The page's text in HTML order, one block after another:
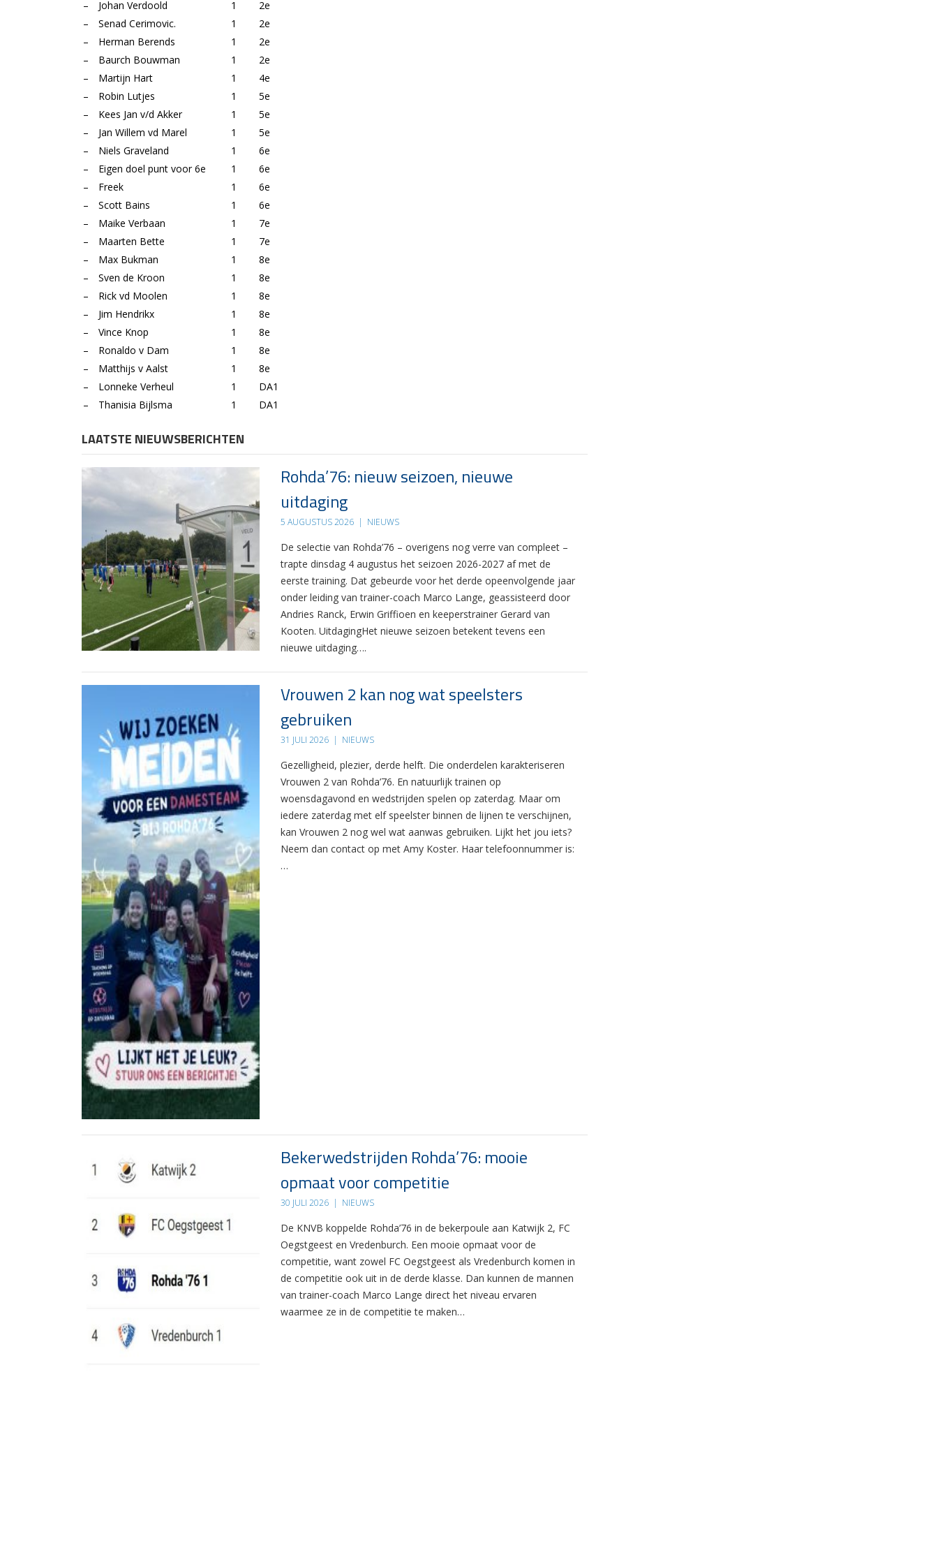
–
Johan Verdoold 1
2e
–
Senad Cerimovic. 1
2e
–
Herman Berends 1
2e
–
Baurch Bouwman 1
2e
–
Martijn Hart 1
4e
–
Robin Lutjes 1
5e
–
Kees Jan v/d Akker 1
5e
–
Jan Willem vd Marel 1
5e
–
Niels Graveland 1
6e
–
Eigen doel punt voor 6e 1
6e
–
Freek 1
6e
–
Scott Bains 1
6e
–
Maike Verbaan 1
7e
–
Maarten Bette 1
7e
–
Max Bukman 1
8e
–
Sven de Kroon 1
8e
–
Rick vd Moolen 1
8e
–
Jim Hendrikx 1
8e
–
Vince Knop 1
8e
–
Ronaldo v Dam 1
8e
–
Matthijs v Aalst 1
8e
–
Lonneke Verheul 1
DA1
–
Thanisia Bijlsma 1 DA1
LAATSTE NIEUWSBERICHTEN
Rohda’76: nieuw seizoen, nieuwe
uitdaging
5 AUGUSTUS 2026 | NIEUWS
De selectie van Rohda’76 – overigens nog verre van compleet –
trapte dinsdag 4 augustus het seizoen 2026-2027 af met de
eerste training. Dat gebeurde voor het derde opeenvolgende jaar
onder leiding van trainer-coach Marco Lange, geassisteerd door
Andries Ranck, Erwin Griffioen en keeperstrainer Gerard van
Kooten. UitdagingHet nieuwe seizoen betekent tevens een
nieuwe uitdaging….
Vrouwen 2 kan nog wat speelsters
gebruiken
31 JULI 2026 | NIEUWS
Gezelligheid, plezier, derde helft. Die onderdelen karakteriseren
Vrouwen 2 van Rohda’76. En natuurlijk trainen op
woensdagavond en wedstrijden spelen op zaterdag. Maar om
iedere zaterdag met elf speelster binnen de lijnen te verschijnen,
kan Vrouwen 2 nog wel wat aanwas gebruiken. Lijkt het jou iets?
Neem dan contact op met Amy Koster. Haar telefoonnummer is:
…
Bekerwedstrijden Rohda’76: mooie
opmaat voor competitie
30 JULI 2026 | NIEUWS
De KNVB koppelde Rohda’76 in de bekerpoule aan Katwijk 2, FC
Oegstgeest en Vredenburch. Een mooie opmaat voor de
competitie, want zowel FC Oegstgeest als Vredenburch komen in
de competitie ook uit in de derde klasse. Dan kunnen de mannen
van trainer-coach Marco Lange direct het niveau ervaren
waarmee ze in de competitie te maken…